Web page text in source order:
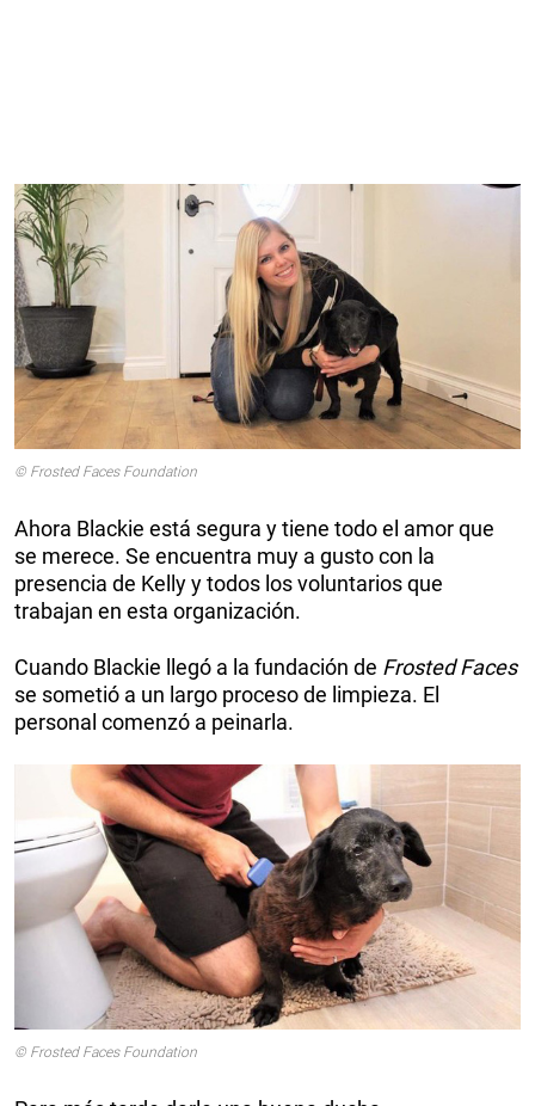
© Frosted Faces Foundation
Ahora Blackie está segura y tiene todo el amor que
se merece. Se encuentra muy a gusto con la
presencia de Kelly y todos los voluntarios que
trabajan en esta organización.
Cuando Blackie llegó a la fundación de Frosted Faces
se sometió a un largo proceso de limpieza. El
personal comenzó a peinarla.
© Frosted Faces Foundation